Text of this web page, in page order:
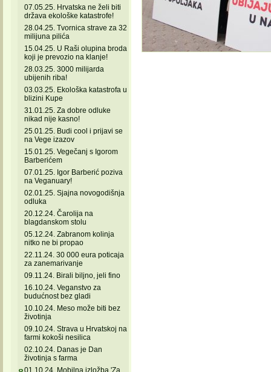
07.05.25. Hrvatska ne želi biti
država ekološke katastrofe!
28.04.25. Tvornica strave za 32
milijuna pilića
15.04.25. U Raši olupina broda
koji je prevozio na klanje!
28.03.25. 3000 milijarda
ubijenih riba!
03.03.25. Ekološka katastrofa u
blizini Kupe
31.01.25. Za dobre odluke
nikad nije kasno!
25.01.25. Budi cool i prijavi se
na Vege izazov
15.01.25. Vegečanj s Igorom
Barberićem
07.01.25. Igor Barberić poziva
na Veganuary!
02.01.25. Sjajna novogodišnja
odluka
20.12.24. Čarolija na
blagdanskom stolu
05.12.24. Zabranom kolinja
nitko ne bi propao
22.11.24. 30 000 eura poticaja
za zanemarivanje
09.11.24. Birali biljno, jeli fino
16.10.24. Veganstvo za
budućnost bez gladi
10.10.24. Meso može biti bez
životinja
09.10.24. Strava u Hrvatskoj na
farmi kokoši nesilica
02.10.24. Danas je Dan
životinja s farma
01.10.24. Mobilna izložba 'Za